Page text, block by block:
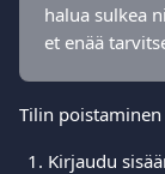
halua sulkea
et enää
Tilin poistaminen
Kirjaudu